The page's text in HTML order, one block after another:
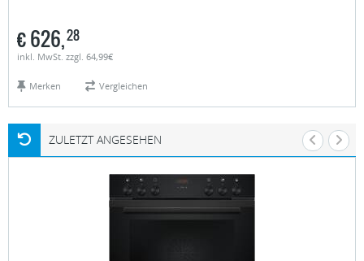
€626,28
inkl. MwSt. zzgl. 64,99€
Merken Vergleichen
ZULETZT ANGESEHEN